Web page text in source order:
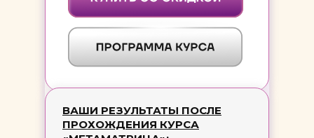
ВАШИ РЕЗУЛЬТАТЫ ПОСЛЕ
ПРОХОЖДЕНИЯ КУРСА